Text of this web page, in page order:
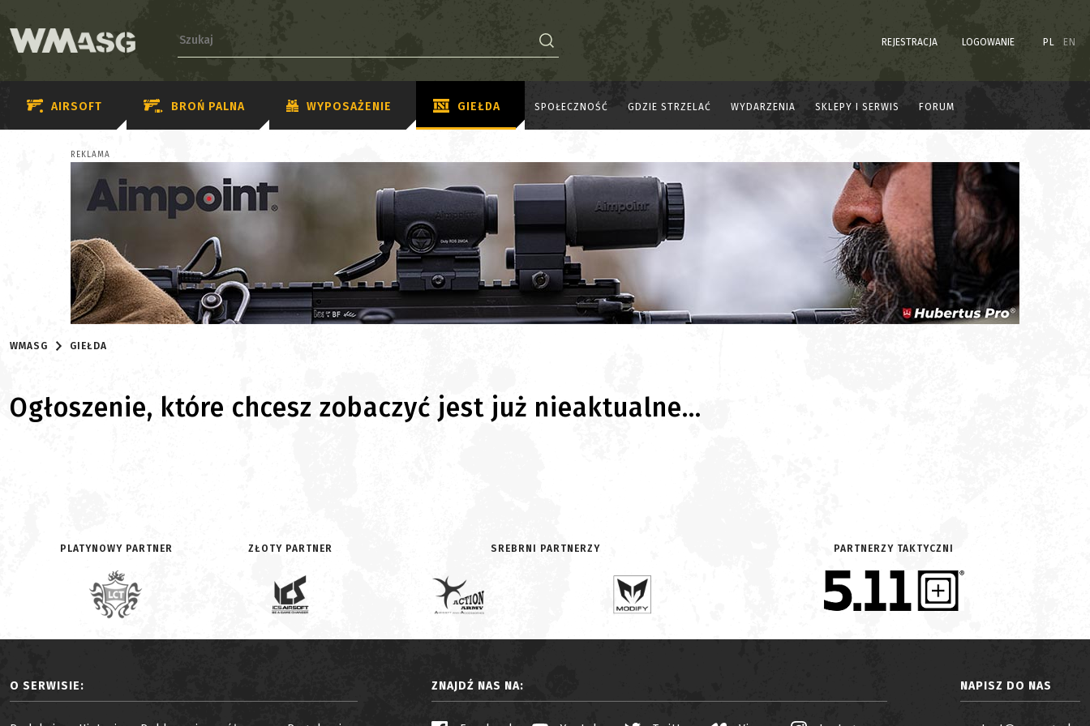
REJESTRACJA LOGOWANIE PL EN
AIRSOFT BROŃ PALNA WYPOSAŻENIE GIEŁDA SPOŁECZNOŚĆ GDZIE STRZELAĆ WYDARZENIA SKLEPY I SERWIS FORUM
REKLAMA
WMASG GIEŁDA
Ogłoszenie, które chcesz zobaczyć jest już nieaktualne...
PLATYNOWY PARTNER ZŁOTY PARTNER SREBRNI PARTNERZY PARTNERZY TAKTYCZNI
O SERWISIE: ZNAJDŹ NAS NA: NAPISZ DO NAS